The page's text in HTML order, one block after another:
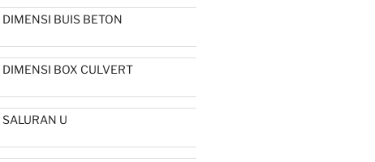
DIMENSI BUIS BETON
DIMENSI BOX CULVERT
SALURAN U